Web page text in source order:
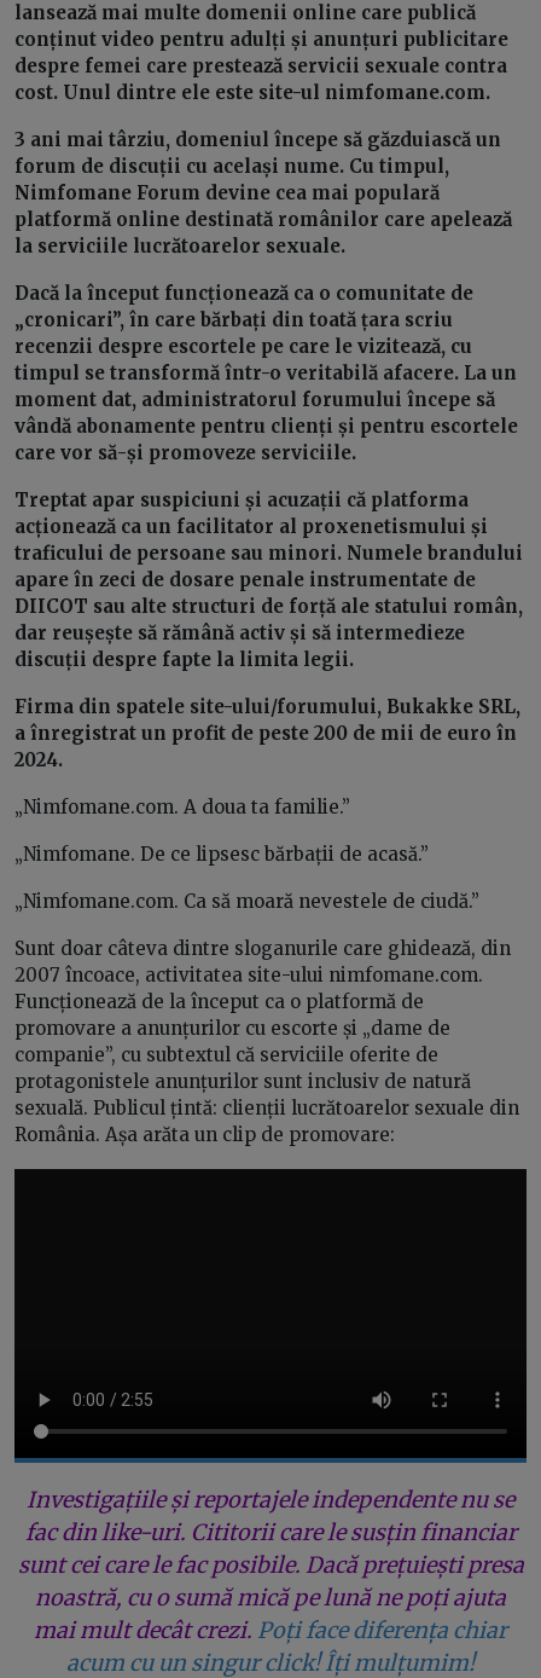
lansează mai multe domenii online care publică
conținut video pentru adulți și anunțuri publicitare
despre femei care prestează servicii sexuale contra
cost. Unul dintre ele este site-ul nimfomane.com.
3 ani mai târziu, domeniul începe să găzduiască un
forum de discuții cu același nume. Cu timpul,
Nimfomane Forum devine cea mai populară
platformă online destinată românilor care apelează
la serviciile lucrătoarelor sexuale.
Dacă la început funcționează ca o comunitate de
„cronicari”, în care bărbați din toată țara scriu
recenzii despre escortele pe care le vizitează, cu
timpul se transformă într-o veritabilă afacere. La un
moment dat, administratorul forumului începe să
vândă abonamente pentru clienți și pentru escortele
care vor să-și promoveze serviciile.
Treptat apar suspiciuni și acuzații că platforma
acționează ca un facilitator al proxenetismului și
traficului de persoane sau minori. Numele brandului
apare în zeci de dosare penale instrumentate de
DIICOT sau alte structuri de forță ale statului român,
dar reușește să rămână activ și să intermedieze
discuții despre fapte la limita legii.
Firma din spatele site-ului/forumului, Bukakke SRL,
a înregistrat un profit de peste 200 de mii de euro în
2024.
„Nimfomane.com. A doua ta familie.”
„Nimfomane. De ce lipsesc bărbații de acasă.”
„Nimfomane.com. Ca să moară nevestele de ciudă.”
Sunt doar câteva dintre sloganurile care ghidează, din
2007 încoace, activitatea site-ului nimfomane.com.
Funcționează de la început ca o platformă de
promovare a anunțurilor cu escorte și „dame de
companie”, cu subtextul că serviciile oferite de
protagonistele anunțurilor sunt inclusiv de natură
sexuală. Publicul țintă: clienții lucrătoarelor sexuale din
România. Așa arăta un clip de promovare:
Investigațiile și reportajele independente nu se
fac din like-uri. Cititorii care le susțin financiar
sunt cei care le fac posibile. Dacă prețuiești presa
noastră, cu o sumă mică pe lună ne poți ajuta
mai mult decât crezi. Poți face diferența chiar
acum cu un singur click! Îți mulțumim!